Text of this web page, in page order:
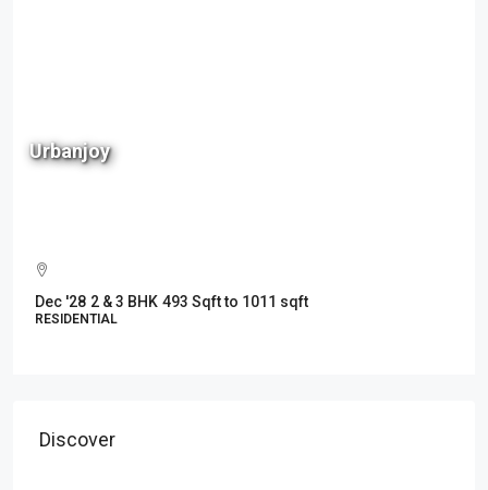
Urbanjoy
Dec '28 2 & 3 BHK 493 Sqft to 1011 sqft
RESIDENTIAL
Discover